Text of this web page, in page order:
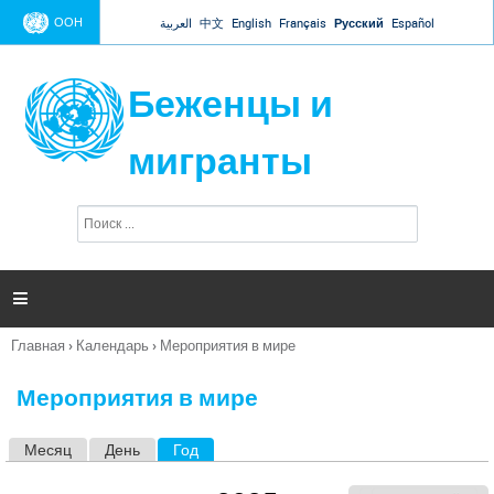
Jump to navigation
ООН العربية 中文 English Français Русский Español
Беженцы и
мигранты
п
и

Вы
Главная › Календарь › Мероприятия в мире
Мероприятия в мире
Месяц День Год